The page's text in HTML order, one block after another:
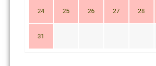
24 25 26 27 28
31